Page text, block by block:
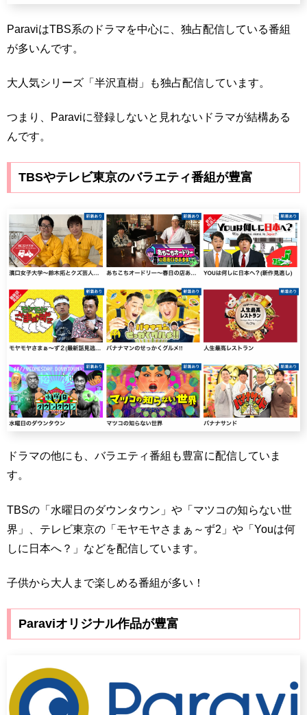
ParaviはTBS系のドラマを中心に、独占配信している番組
が多いんです。
大人気シリーズ「半沢直樹」も独占配信しています。
つまり、Paraviに登録しないと見れないドラマが結構ある
んです。
TBSやテレビ東京のバラエティ番組が豊富
ドラマの他にも、バラエティ番組も豊富に配信していま
す。
TBSの「水曜日のダウンタウン」や「マツコの知らない世
界」、テレビ東京の「モヤモヤさまぁ～ず2」や「Youは何
しに日本へ？」などを配信しています。
子供から大人まで楽しめる番組が多い！
Paraviオリジナル作品が豊富